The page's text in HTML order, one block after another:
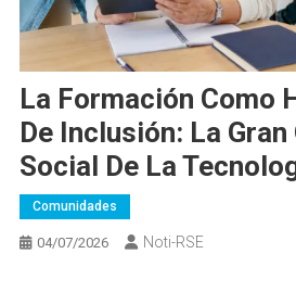
La Formación Como
De Inclusión: La
Social De La
Comunidades
04/07/2026 Noti-RSE